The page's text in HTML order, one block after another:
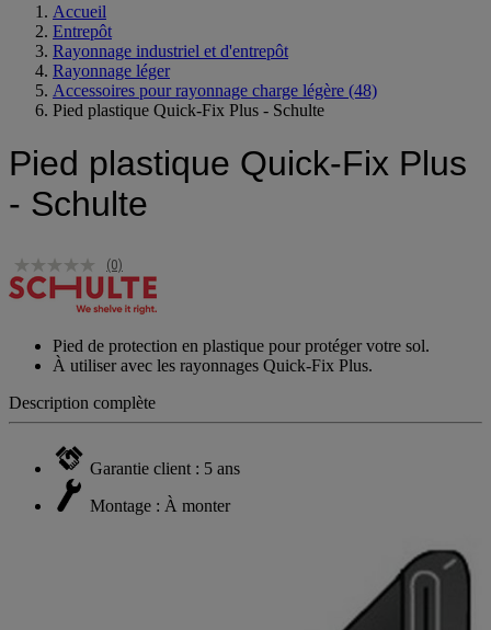
Accueil
Entrepôt
Rayonnage industriel et d'entrepôt
Rayonnage léger
Accessoires pour rayonnage charge légère (48)
Pied plastique Quick-Fix Plus - Schulte
Pied plastique Quick-Fix Plus
- Schulte
(0)
Pied de protection en plastique pour protéger votre sol.
À utiliser avec les rayonnages Quick-Fix Plus.
Description complète
Garantie client : 5 ans
Montage : À monter